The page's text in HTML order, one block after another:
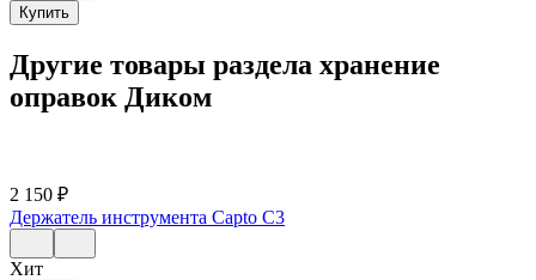
Купить
Другие товары раздела хранение
оправок Диком
2 150 ₽
Держатель инструмента Capto C3
Хит